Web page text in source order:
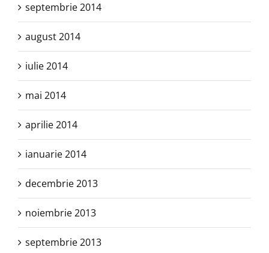
septembrie 2014
august 2014
iulie 2014
mai 2014
aprilie 2014
ianuarie 2014
decembrie 2013
noiembrie 2013
septembrie 2013